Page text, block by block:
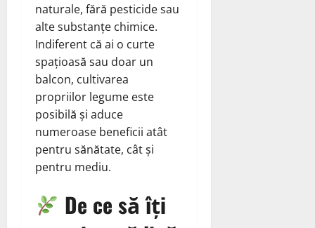
naturale, fără pesticide sau
alte substanțe chimice.
Indiferent că ai o curte
spațioasă sau doar un
balcon, cultivarea
propriilor legume este
posibilă și aduce
numeroase beneficii atât
pentru sănătate, cât și
pentru mediu.
De ce să îți